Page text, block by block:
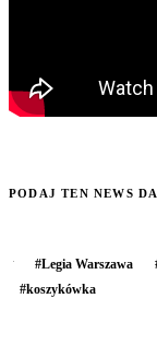
PODAJ TEN NEWS
#Legia Warszawa
#koszykówka